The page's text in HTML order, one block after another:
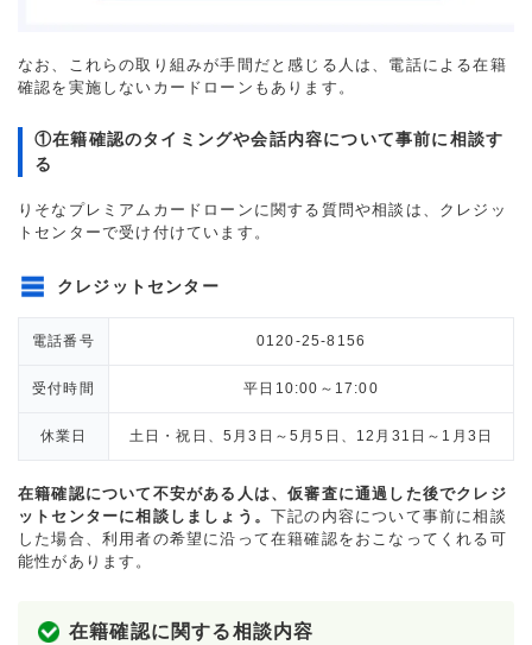
なお、これらの取り組みが手間だと感じる人は、電話による在籍
確認を実施しないカードローンもあります。
①在籍確認のタイミングや会話内容について事前に相談す
る
りそなプレミアムカードローンに関する質問や相談は、クレジッ
トセンターで受け付けています。
クレジットセンター
電話番号 0120-25-8156
受付時間 平日10:00～17:00
休業日 土日・祝日、5月3日～5月5日、12月31日～1月3日
在籍確認について不安がある人は、仮審査に通過した後でクレジ
ットセンターに相談しましょう。 下記の内容について事前に相談
した場合、利用者の希望に沿って在籍確認をおこなってくれる可
能性があります。
在籍確認に関する相談内容